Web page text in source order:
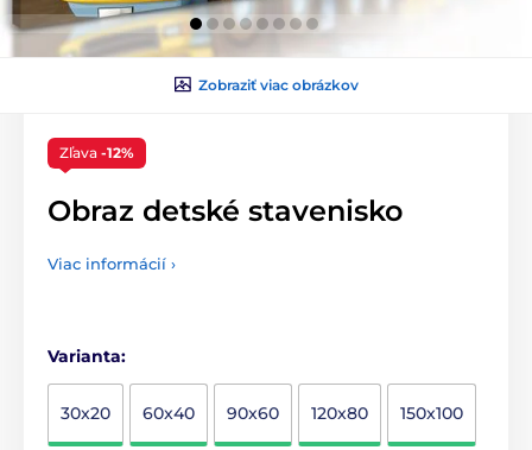
Zobraziť viac obrázkov
Zľava -12%
Obraz detské stavenisko
Viac informácií ›
Varianta:
30x20 60x40 90x60 120x80 150x100